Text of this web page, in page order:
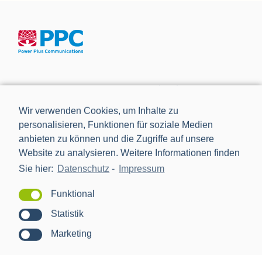
Wir verwenden Cookies, um Inhalte zu
personalisieren, Funktionen für soziale Medien
anbieten zu können und die Zugriffe auf unsere
Website zu analysieren. Weitere Informationen finden
Sie hier: Datenschutz - Impressum
Funktional
Statistik
Marketing
Gateways und Kommunikationstechnik für die Digitalisierung
der Energiewende.
NEWS
Projektabschluss CACTUS: Mehr Transparenz für das
Niederspannungsnetz